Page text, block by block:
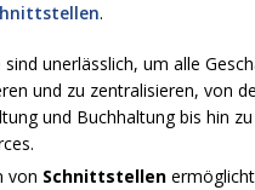
.
sind unerlässlich, um alle
und zu zentralisieren, von
und Buchhaltung bis hin zu
von Schnittstellen